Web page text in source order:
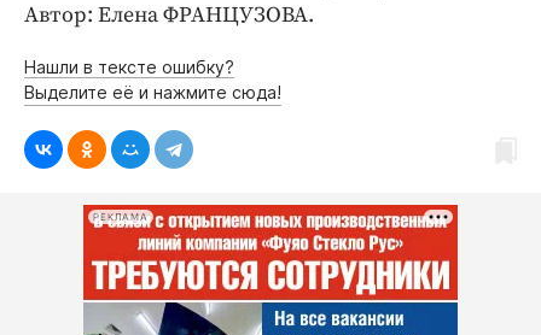
Работодатель года
Автор: Елена ФРАНЦУЗОВА.
Нашли в тексте ошибку?
Выделите её и нажмите сюда!
РЕКЛАМА